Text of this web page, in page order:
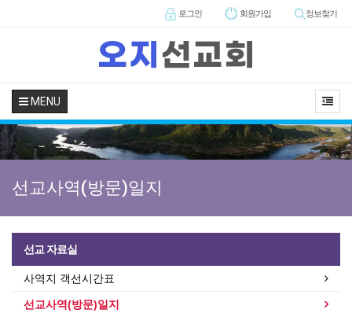
로그인 회원가입 정보찾기
MENU
선교사역(방문)일지
선교 자료실
사역지 객선시간표
선교사역(방문)일지